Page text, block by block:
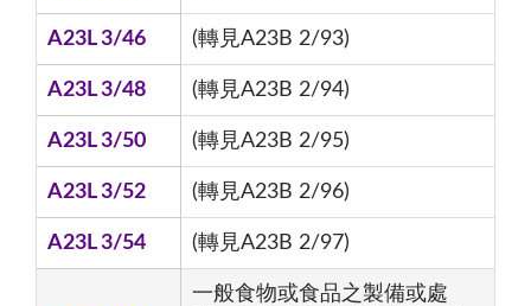
A23L 3/46 (轉見A23B 2/93)
A23L 3/48 (轉見A23B 2/94)
A23L 3/50 (轉見A23B 2/95)
A23L 3/52 (轉見A23B 2/96)
A23L 3/54 (轉見A23B 2/97)
一般食物或食品之製備或處